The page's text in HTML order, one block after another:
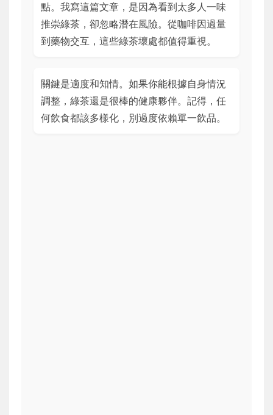
點。我寫這篇文章，是因為看到太多人一味
推崇綠茶，卻忽略潛在風險。從咖啡因過量
到藥物交互，這些綠茶壞處都值得重視。
關鍵是適度和知情。如果你能根據自身情況
調整，綠茶還是很棒的健康夥伴。記得，任
何飲食都該多樣化，別過度依賴單一飲品。